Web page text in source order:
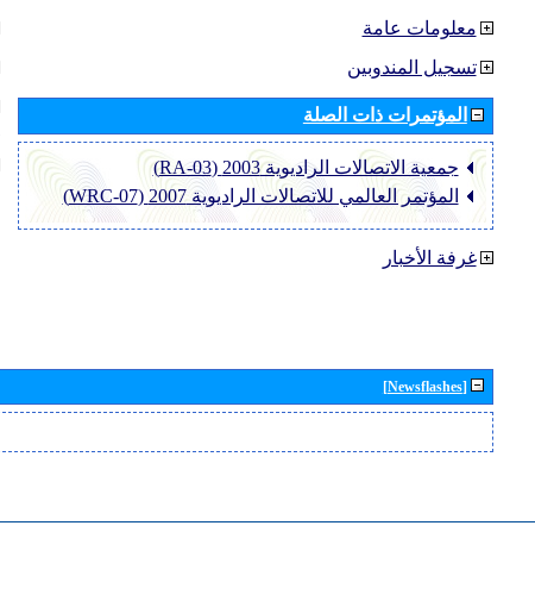
معلومات عامة
تسجيل المندوبين
المؤتمرات ذات الصلة
جمعية الاتصالات الراديوية 2003 (RA-03)
المؤتمر العالمي للاتصالات الراديوية 2007 (WRC-07)
غرفة الأخبار
[Newsflashes]